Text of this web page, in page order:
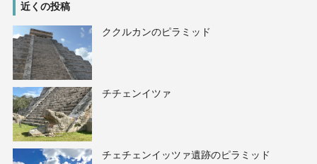
近くの投稿
ククルカンのピラミッド
チチェンイツァ
チェチェンイッツァ遺跡のピラミッド